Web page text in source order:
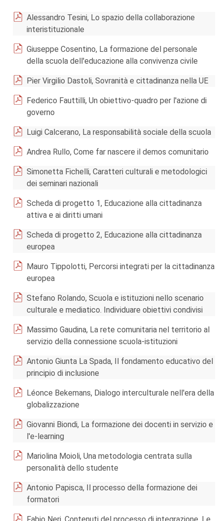
Alessandro Tesini, Lo spazio della collaborazione
interistituzionale
Giuseppe Cosentino, La formazione del personale
della scuola dell'educazione alla convivenza civile
Pier Virgilio Dastoli, Sovranità e cittadinanza nella UE
Federico Fauttilli, Un obiettivo-quadro per l'azione di
governo
Luigi Calcerano, La responsabilità sociale della scuola
Andrea Rullo, Come far nascere il demos comunitario
Simonetta Fichelli, Caratteri culturali e metodologici
dei seminari nazionali
Scheda di progetto 1, Educazione alla cittadinanza
attiva e ai diritti umani
Scheda di progetto 2, Educazione alla cittadinanza
europea
Mauro Tippolotti, Percorsi integrati per la cittadinanza
europea
Stefano Rolando, Scuola e istituzioni nello scenario
culturale e mediatico. Individuare obiettivi condivisi
Massimo Gaudina, La rete comunitaria nel territorio al
servizio della connessione scuola-istituzioni
Antonio Giunta La Spada, Il fondamento educativo del
principio di inclusione
Léonce Bekemans, Dialogo interculturale nell'era della
globalizzazione
Giovanni Biondi, La formazione dei docenti in servizio e
l'e-learning
Mariolina Moioli, Una metodologia centrata sulla
personalità dello studente
Antonio Papisca, Il processo della formazione dei
formatori